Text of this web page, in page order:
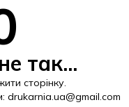
так...
сторінку.
drukarnia.ua@gmail.com